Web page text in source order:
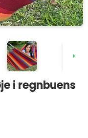
i regnbuens